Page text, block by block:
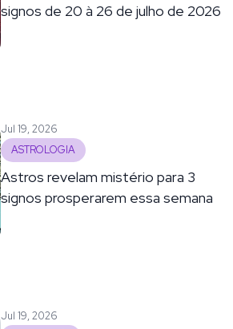
signos de 20 à 26 de julho de 2026
Jul 19, 2026
ASTROLOGIA
Astros revelam mistério para 3
signos prosperarem essa semana
Jul 19, 2026